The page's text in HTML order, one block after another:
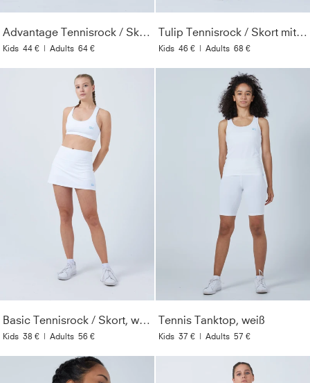
Advantage Tennisrock / Skort mit Ballhalter, navy blau
Kids 44 € | Adults 64 €
Tulip Tennisrock / Skort mit Taschen, weiß
Kids 46 € | Adults 68 €
Basic Tennisrock / Skort, weiß
Kids 38 € | Adults 56 €
Tennis Tanktop, weiß
Kids 37 € | Adults 57 €